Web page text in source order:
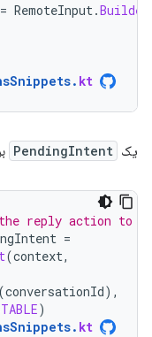
= RemoteInput .Builder
. kt
یک PendingIntent
reply action to
=
(context,
(conversationId),
)
. kt